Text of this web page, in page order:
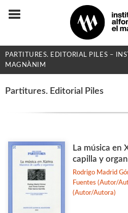
PARTITURES. EDITORIAL PILES –
MAGNÀNIM
COL·LECCIONS
Arquitectura y Urbanismo
Arxius i Documents
Biblioteca d'Autors Teatrals
Biblioteca d'Autors Valencians
Biblioteca de Filologia
Partitures. Editorial Piles
La música en
capilla y
Rodrigo Madrid
Fuentes (Autor/
(Autor/Autora)